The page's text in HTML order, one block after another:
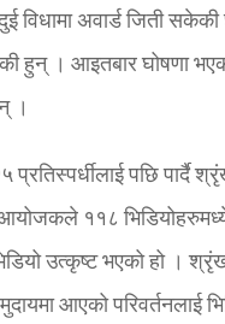
विधामा अवार्ड जिती
हुन् । आइतबार घोषणा
।
पछि पार्दै
११८
उत्कृष्ट भएको हो ।
आएको परिवर्तनलाई